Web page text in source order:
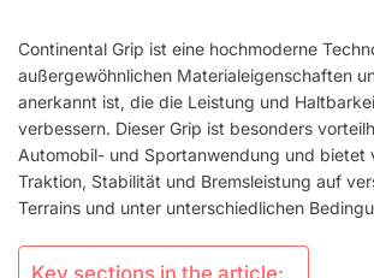
Continental Grip ist eine hochmoderne
außergewöhnlichen Materialeigenschaften
anerkannt ist, die die Leistung und
verbessern. Dieser Grip ist besonders
Automobil- und Sportanwendung und bietet
Traktion, Stabilität und Bremsleistung auf
Terrains und unter unterschiedlichen